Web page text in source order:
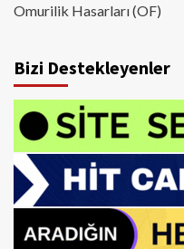
Omurilik Hasarları (OF)
Bizi Destekleyenler